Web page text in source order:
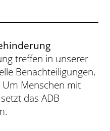
treffen in unserer
Benachteiligungen,
Menschen mit
das ADB